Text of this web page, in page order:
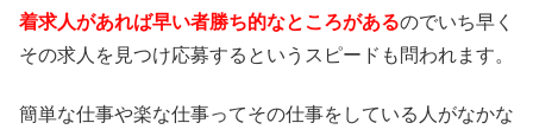
着求人があれば早い者勝ち的なところがあるのでいち早く
その求人を見つけ応募するというスピードも問われます。
簡単な仕事や楽な仕事ってその仕事をしている人がなかな